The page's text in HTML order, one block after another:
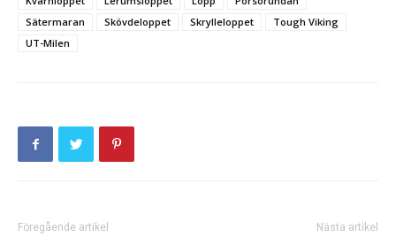
Sätermaran
Skövdeloppet Skrylleloppet
Tough Viking
UT-Milen
Föregående artikel Nästa artikel